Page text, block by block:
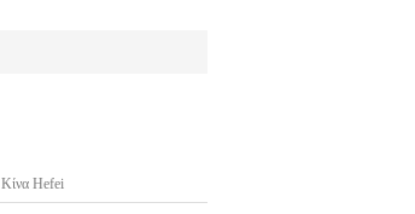
Κίνα Hefei